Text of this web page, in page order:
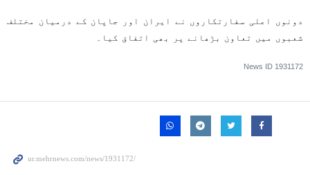
دونوں اعلی سفارتکاروں نے ایران اور جاپان کے درمیان مختلف
شعبوں میں تعاون بڑھانے پر بھی اتفاق کیا۔
News ID 1931172